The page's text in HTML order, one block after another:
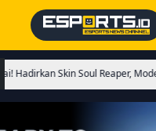
Skin Soul Reaper, Mode